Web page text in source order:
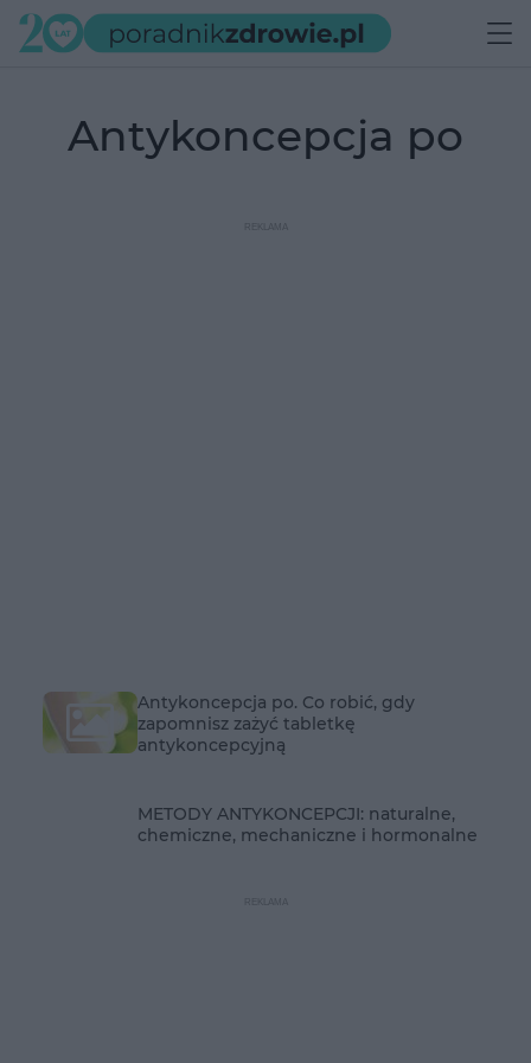
antykoncepcja po
Antykoncepcja po. Co robić, gdy
zapomnisz zażyć tabletkę
antykoncepcyjną
METODY ANTYKONCEPCJI: naturalne,
chemiczne, mechaniczne i hormonalne